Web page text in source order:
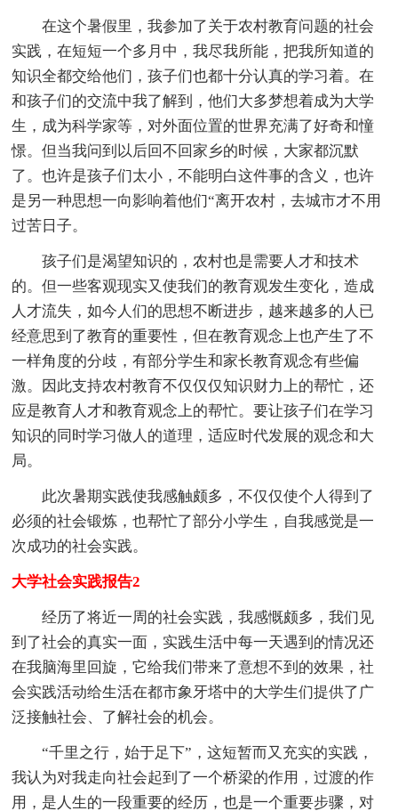
在这个暑假里，我参加了关于农村教育问题的社会
实践，在短短一个多月中，我尽我所能，把我所知道的
知识全都交给他们，孩子们也都十分认真的学习着。在
和孩子们的交流中我了解到，他们大多梦想着成为大学
生，成为科学家等，对外面位置的世界充满了好奇和憧
憬。但当我问到以后回不回家乡的时候，大家都沉默
了。也许是孩子们太小，不能明白这件事的含义，也许
是另一种思想一向影响着他们“离开农村，去城市才不用
过苦日子。
孩子们是渴望知识的，农村也是需要人才和技术
的。但一些客观现实又使我们的教育观发生变化，造成
人才流失，如今人们的思想不断进步，越来越多的人已
经意思到了教育的重要性，但在教育观念上也产生了不
一样角度的分歧，有部分学生和家长教育观念有些偏
激。因此支持农村教育不仅仅仅知识财力上的帮忙，还
应是教育人才和教育观念上的帮忙。要让孩子们在学习
知识的同时学习做人的道理，适应时代发展的观念和大
局。
此次暑期实践使我感触颇多，不仅仅使个人得到了
必须的社会锻炼，也帮忙了部分小学生，自我感觉是一
次成功的社会实践。
大学社会实践报告2
经历了将近一周的社会实践，我感慨颇多，我们见
到了社会的真实一面，实践生活中每一天遇到的情况还
在我脑海里回旋，它给我们带来了意想不到的效果，社
会实践活动给生活在都市象牙塔中的大学生们提供了广
泛接触社会、了解社会的机会。
“千里之行，始于足下”，这短暂而又充实的实践，
我认为对我走向社会起到了一个桥梁的作用，过渡的作
用，是人生的一段重要的经历，也是一个重要步骤，对